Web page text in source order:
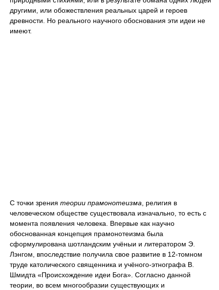
другими, или обожествления реальных царей и героев
древности. Но реального научного обоснования эти идеи не
имеют.
С точки зрения теории прамонотеизма , религия в
человеческом обществе существовала изначально, то есть с
момента появления человека. Впервые как научно
обоснованная концепция прамонотеизма была
сформулирована шотландским учёныи и литератором Э.
Лэнгом, впоследствие получила свое развитие в 12-томном
труде католического священника и учёного-этнографа В.
Шмидта «Происхождение идеи Бога». Согласно данной
теории, во всем многообразии существующих и